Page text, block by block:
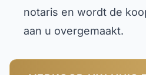
notaris en wordt de
aan u overgemaakt.